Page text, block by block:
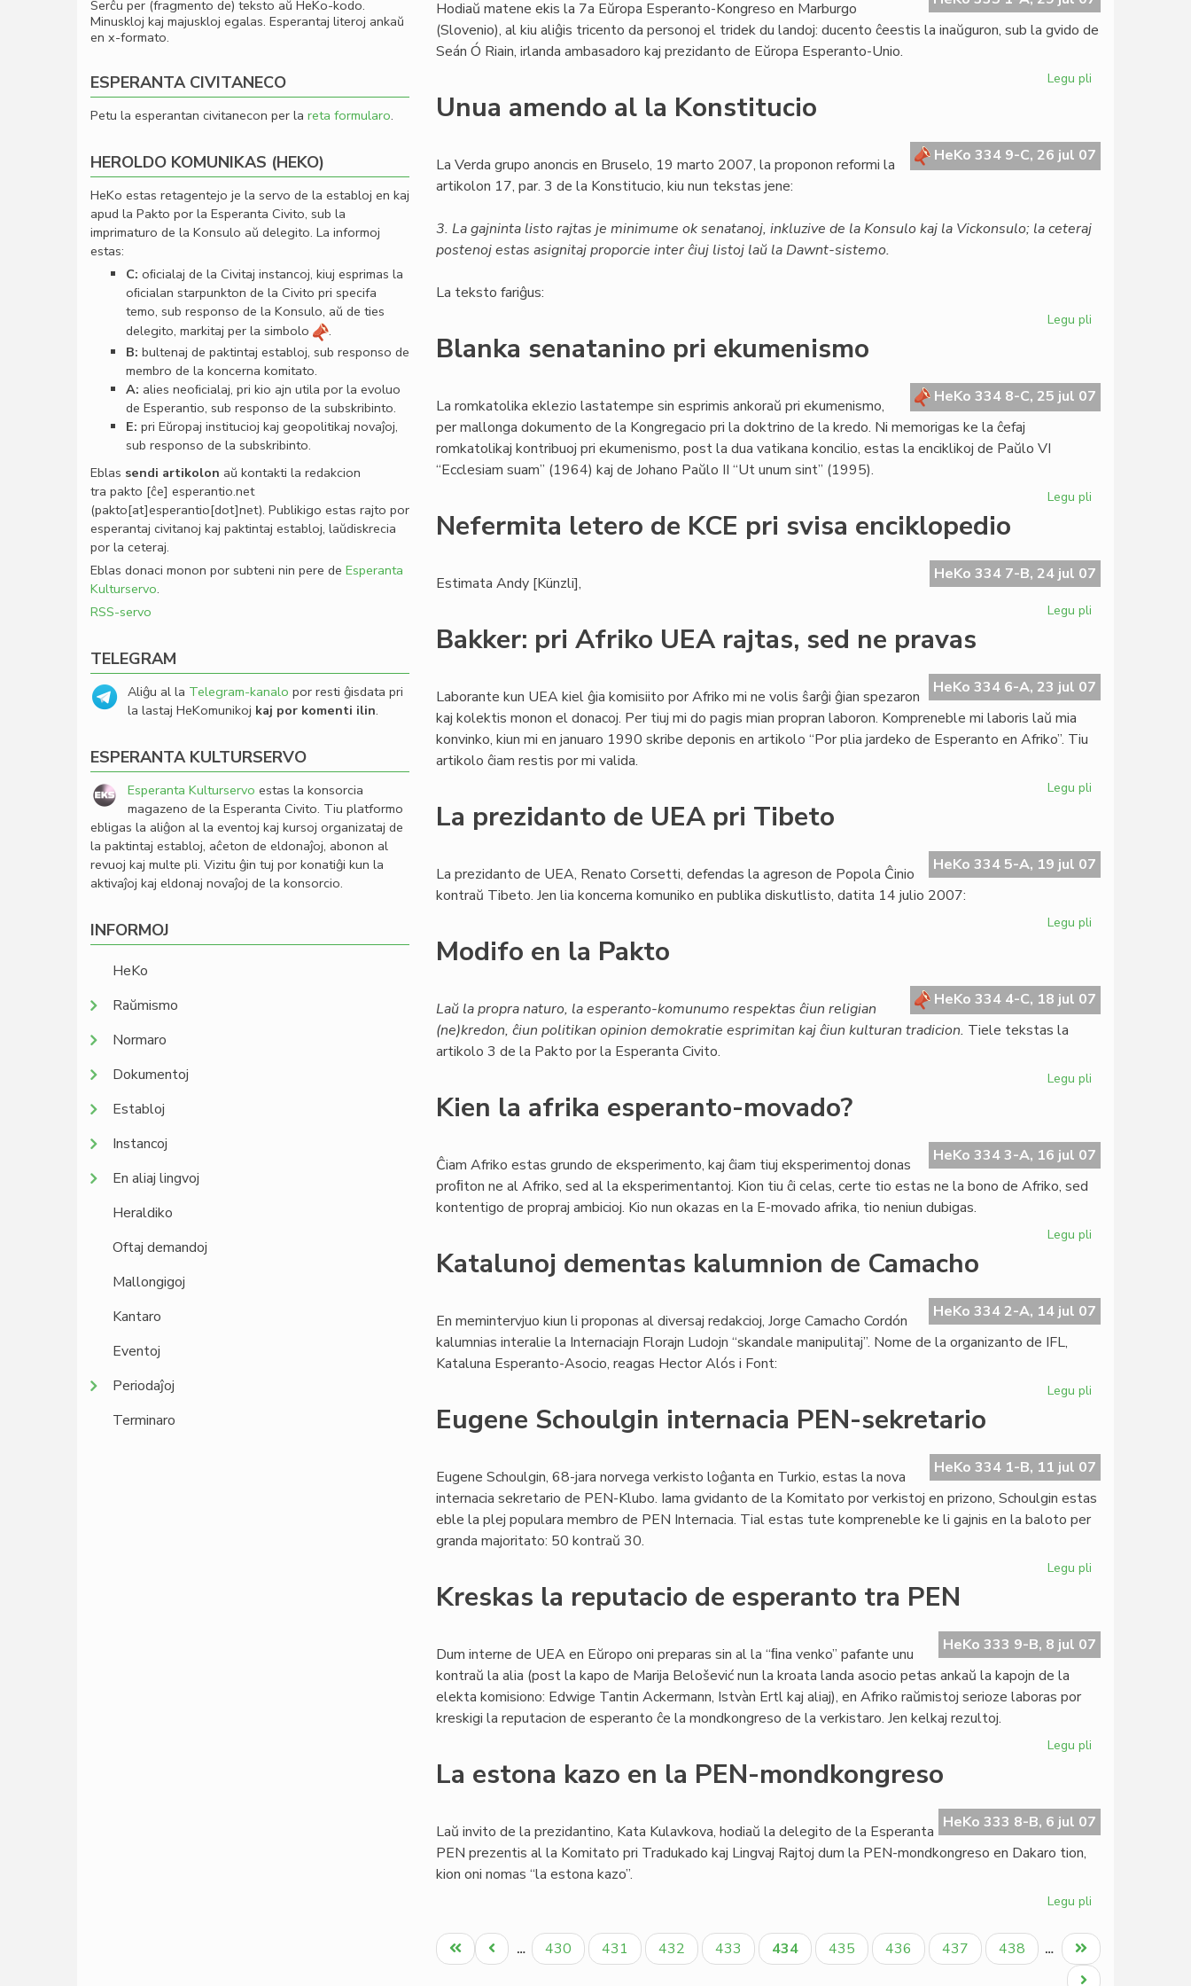
Hodiaŭ matene ekis la 7a Eŭropa Esperanto-Kongreso en Marburgo
(Slovenio), al kiu aliĝis tricento da personoj el tridek du landoj: ducento ĉeestis la inaŭguron, sub la gvido de
Seán Ó Riain, irlanda ambasadoro kaj prezidanto de Eŭropa Esperanto-Unio.
Legu pli
Eŭropa
Esperanto-
Unua amendo al la Konstitucio
HeKo 334 9-C, 26 jul 07
La Verda grupo anoncis en Bruselo, 19 marto 2007, la proponon reformi la
artikolon 17, par. 3 de la Konstitucio, kiu nun tekstas jene:
3. La gajninta listo rajtas je minimume ok senatanoj, inkluzive de la Konsulo kaj la Vickonsulo; la ceteraj
postenoj estas asignitaj proporcie inter ĉiuj listoj laŭ la Dawnt-sistemo.
La teksto fariĝus:
Legu pli
la
Konstitucio
Blanka senatanino pri ekumenismo
HeKo 334 8-C, 25 jul 07
La romkatolika eklezio lastatempe sin esprimis ankoraŭ pri ekumenismo,
per mallonga dokumento de la Kongregacio pri la doktrino de la kredo. Ni memorigas ke la ĉefaj
romkatolikaj kontribuoj pri ekumenismo, post la dua vatikana koncilio, estas la enciklikoj de Paŭlo VI
“Ecclesiam suam” (1964) kaj de Johano Paŭlo II “Ut unum sint” (1995).
Legu pli
ekumenismo
Nefermita letero de KCE pri svisa enciklopedio
HeKo 334 7-B, 24 jul 07
Estimata Andy [Künzli],
Legu pli
KCE
pri
Bakker: pri Afriko UEA rajtas, sed ne pravas
HeKo 334 6-A, 23 jul 07
Laborante kun UEA kiel ĝia komisiito por Afriko mi ne volis ŝarĝi ĝian spezaron
kaj kolektis monon el donacoj. Per tiuj mi do pagis mian propran laboron. Kompreneble mi laboris laŭ mia
konvinko, kiun mi en januaro 1990 skribe deponis en artikolo “Por plia jardeko de Esperanto en Afriko”. Tiu
artikolo ĉiam restis por mi valida.
Legu pli
UEA
rajtas,
La prezidanto de UEA pri Tibeto
HeKo 334 5-A, 19 jul 07
La prezidanto de UEA, Renato Corsetti, defendas la agreson de Popola Ĉinio
kontraŭ Tibeto. Jen lia koncerna komuniko en publika diskutlisto, datita 14 julio 2007:
Legu pli
UEA
pri
Modifo en la Pakto
HeKo 334 4-C, 18 jul 07
Laŭ la propra naturo, la esperanto-komunumo respektas ĉiun religian
(ne)kredon, ĉiun politikan opinion demokratie esprimitan kaj ĉiun kulturan tradicion. Tiele tekstas la
artikolo 3 de la Pakto por la Esperanta Civito.
Legu pli
Pakto
Kien la afrika esperanto-movado?
HeKo 334 3-A, 16 jul 07
Ĉiam Afriko estas grundo de eksperimento, kaj ĉiam tiuj eksperimentoj donas
proﬁton ne al Afriko, sed al la eksperimentantoj. Kion tiu ĉi celas, certe tio estas ne la bono de Afriko, sed
kontentigo de propraj ambicioj. Kio nun okazas en la E-movado afrika, tio neniun dubigas.
Legu pli
esperanto-
movado?
Katalunoj dementas kalumnion de Camacho
HeKo 334 2-A, 14 jul 07
En memintervjuo kiun li proponas al diversaj redakcioj, Jorge Camacho Cordón
kalumnias interalie la Internaciajn Florajn Ludojn “skandale manipulitaj”. Nome de la organizanto de IFL,
Kataluna Esperanto-Asocio, reagas Hector Alós i Font:
Legu pli
de
Camacho
Eugene Schoulgin internacia PEN-sekretario
HeKo 334 1-B, 11 jul 07
Eugene Schoulgin, 68-jara norvega verkisto loĝanta en Turkio, estas la nova
internacia sekretario de PEN-Klubo. Iama gvidanto de la Komitato por verkistoj en prizono, Schoulgin estas
eble la plej populara membro de PEN Internacia. Tial estas tute kompreneble ke li gajnis en la baloto per
granda majoritato: 50 kontraŭ 30.
Legu pli
PEN-
sekretario
Kreskas la reputacio de esperanto tra PEN
HeKo 333 9-B, 8 jul 07
Dum interne de UEA en Eŭropo oni preparas sin al la “ﬁna venko” pafante unu
kontraŭ la alia (post la kapo de Marija Belošević nun la kroata landa asocio petas ankaŭ la kapojn de la
elekta komisiono: Edwige Tantin Ackermann, Istvàn Ertl kaj aliaj), en Afriko raŭmistoj serioze laboras por
kreskigi la reputacion de esperanto ĉe la mondkongreso de la verkistaro. Jen kelkaj rezultoj.
Legu pli
de
esperanto
La estona kazo en la PEN-mondkongreso
HeKo 333 8-B, 6 jul 07
Laŭ invito de la prezidantino, Kata Kulavkova, hodiaŭ la delegito de la Esperanta
PEN prezentis al la Komitato pri Tradukado kaj Lingvaj Rajtoj dum la PEN-mondkongreso en Dakaro tion,
kion oni nomas “la estona kazo”.
Legu pli
estona
kazo
en
Pagination
Unua
paĝo
Antaŭa
paĝo
… Paĝo
430 Paĝo
431 Paĝo
432 Paĝo
433
Aktuala
paĝo
434 Paĝo
435 Paĝo
436 Paĝo
437 Paĝo
438 …
Last
page
Next
Serĉu per (fragmento de) teksto aŭ HeKo-kodo.
Minuskloj kaj majuskloj egalas. Esperantaj literoj ankaŭ
en x-formato.
ESPERANTA CIVITANECO
Petu la esperantan civitanecon per la reta formularo.
HEROLDO KOMUNIKAS (HEKO)
HeKo estas retagentejo je la servo de la establoj en kaj
apud la Pakto por la Esperanta Civito, sub la
imprimaturo de la Konsulo aŭ delegito. La informoj
estas:
C: oﬁcialaj de la Civitaj instancoj, kiuj esprimas la
oﬁcialan starpunkton de la Civito pri specifa
temo, sub responso de la Konsulo, aŭ de ties
delegito, markitaj per la simbolo
.
B: bultenaj de paktintaj establoj, sub responso de
membro de la koncerna komitato.
A: alies neoﬁcialaj, pri kio ajn utila por la evoluo
de Esperantio, sub responso de la subskribinto.
E: pri Eŭropaj institucioj kaj geopolitikaj novaĵoj,
sub responso de la subskribinto.
Eblas sendi artikolon aŭ kontakti la redakcion
tra pakto [ĉe] esperantio.net
(pakto[at]esperantio[dot]net). Publikigo estas rajto por
esperantaj civitanoj kaj paktintaj establoj, laŭdiskrecia
por la ceteraj.
Eblas donaci monon por subteni nin pere de Esperanta
Kulturservo.
RSS-servo
TELEGRAM
Aliĝu al la Telegram-kanalo por resti ĝisdata pri
la lastaj HeKomunikoj kaj por komenti ilin.
ESPERANTA KULTURSERVO
Esperanta Kulturservo estas la konsorcia
magazeno de la Esperanta Civito. Tiu platformo
ebligas la aliĝon al la eventoj kaj kursoj organizataj de
la paktintaj establoj, aĉeton de eldonaĵoj, abonon al
revuoj kaj multe pli. Vizitu ĝin tuj por konatiĝi kun la
aktivaĵoj kaj eldonaj novaĵoj de la konsorcio.
INFORMOJ
HeKo
Raŭmismo
Normaro
Dokumentoj
Establoj
Instancoj
En aliaj lingvoj
Heraldiko
Oftaj demandoj
Mallongigoj
Kantaro
Eventoj
Periodaĵoj
Terminaro